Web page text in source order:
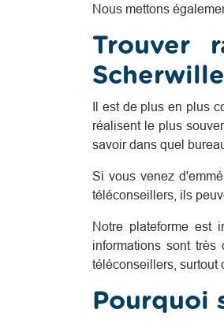
Nous mettons
Trouver
Il est de plus en plus
réalisent le plus
savoir dans quel
Si vous venez
téléconseillers, ils
Notre plateforme est
informations sont
téléconseillers, surtout
Pourquoi